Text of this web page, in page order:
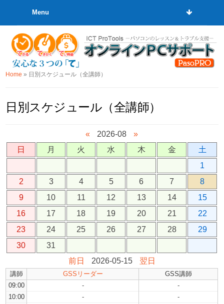
Menu
Home » 日別スケジュール（全講師）
日別スケジュール（全講師）
« 2026-08
»
日
月 火 水 木 金
土
1
2
3 4 5 6 7
8
9
10 11 12 13 14
15
16
17 18 19 20 21
22
23
24 25 26 27 28
29
30
31
前日
2026-05-15 翌日
講師 GSSリーダー
GSS講師
09:00
-
-
10:00
-
-